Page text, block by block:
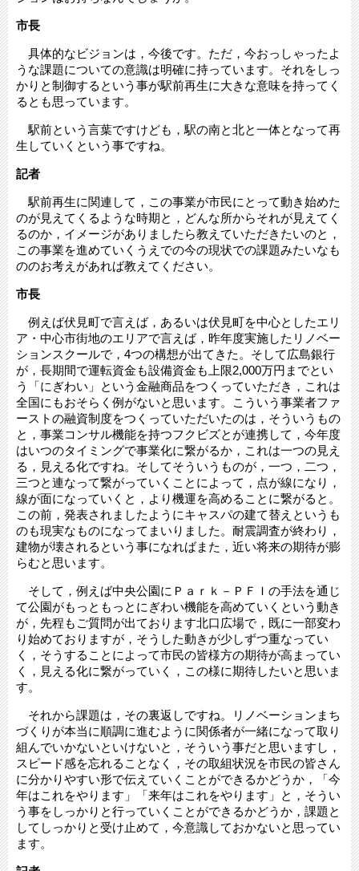
市長
具体的なビジョンは，今後です。ただ，今おっしゃったよ
うな課題についての意識は明確に持っています。それをしっ
かりと制御するという事が駅前再生に大きな意味を持ってく
るとも思っています。
駅前という言葉ですけども，駅の南と北と一体となって再
生していくという事ですね。
記者
駅前再生に関連して，この事業が市民にとって動き始めた
のが見えてくるような時期と，どんな所からそれが見えてく
るのか，イメージがありましたら教えていただきたいのと，
この事業を進めていくうえでの今の現状での課題みたいなも
ののお考えがあれば教えてください。
市長
例えば伏見町で言えば，あるいは伏見町を中心としたエリ
ア・中心市街地のエリアで言えば，昨年度実施したリノベー
ションスクールで，4つの構想が出てきた。そして広島銀行
が，長期間で運転資金も設備資金も上限2,000万円までとい
う「にぎわい」という金融商品をつくっていただき，これは
全国にもおそらく例がないと思います。こういう事業者ファ
ーストの融資制度をつくっていただいたのは，そういうもの
と，事業コンサル機能を持つフクビズとが連携して，今年度
はいつのタイミングで事業化に繋がるか，これは一つの見え
る，見える化ですね。そしてそういうものが，一つ，二つ，
三つと連なって繋がっていくことによって，点が線になり，
線が面になっていくと，より機運を高めることに繋がると。
この前，発表されましたようにキャスパの建て替えというも
のも現実なものになってまいりました。耐震調査が終わり，
建物が壊されるという事になればまた，近い将来の期待が膨
らむと思います。
そして，例えば中央公園にＰａｒｋ－ＰＦＩの手法を通じ
て公園がもっともっとにぎわい機能を高めていくという動き
が，先程もご質問が出ております北口広場で，既に一部変わ
り始めておりますが，そうした動きが少しずつ重なってい
く，そうすることによって市民の皆様方の期待が高まってい
く，見える化に繋がっていく，この様に期待したいと思いま
す。
それから課題は，その裏返しですね。リノベーションまち
づくりが本当に順調に進むように関係者が一緒になって取り
組んでいかないといけないと，そういう事だと思いますし，
スピード感を忘れることなく，その取組状況を市民の皆さん
に分かりやすい形で伝えていくことができるかどうか，「今
年はこれをやります」「来年はこれをやります」と，そうい
う事をしっかりと行っていくことができるかどうか，課題と
してしっかりと受け止めて，今意識しておかないと思ってい
ます。